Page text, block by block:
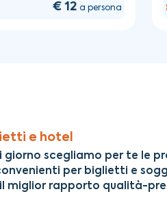
€ 12 a persona
e hotel
giorno scegliamo per te le
per biglietti e
miglior rapporto qualità-